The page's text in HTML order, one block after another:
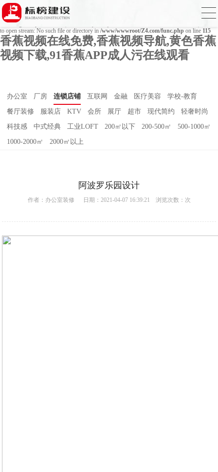
Warning : mkdir(): No space left on device in
Warning
to open stream: No such file or directory in /www/wwwroot/Z4.com/func.php on line 115
香蕉视频在线免费,香蕉视频导航,黄色香蕉
视频下载,91香蕉APP成人污在线观看
办公室 厂房 连锁店铺 互联网 金融 医疗美容 学校-教育
餐厅装修 服装店 KTV 会所 展厅 超市 现代简约 轻奢时尚
科技感 中式经典 工业LOFT 200㎡以下 200-500㎡ 500-1000㎡
1000-2000㎡ 2000㎡以上
阿波罗乐园设计
作者： 办公室装修 日期：2021-04-07 16:39:21 浏览次数： 次